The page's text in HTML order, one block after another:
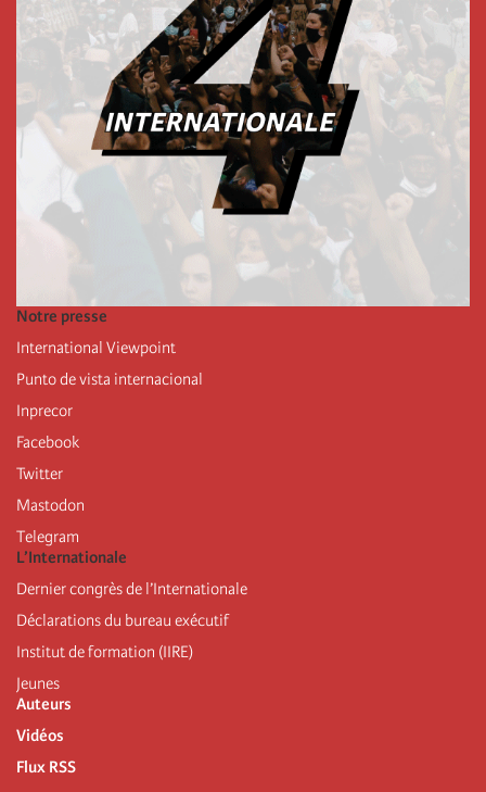
Notre presse
International Viewpoint
Punto de vista internacional
Inprecor
Facebook
Twitter
Mastodon
Telegram
L’Internationale
Dernier congrès de l’Internationale
Déclarations du bureau exécutif
Institut de formation (IIRE)
Jeunes
Auteurs
Vidéos
Flux RSS